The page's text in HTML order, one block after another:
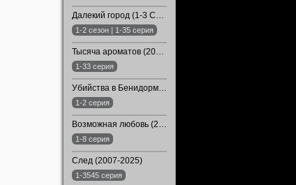
Далекий город (1-3 Сезон)
1-2 сезон | 1-35 серия
Тысяча ароматов (2026)
1-33 серия
Убийства в Бенидорме / Убойный Бенидорм (2026)
1-2 серия
Возможная любовь (2026)
1-8 серия
След (2007-2025)
1-3545 серия